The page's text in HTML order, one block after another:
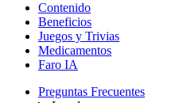
Contenido
Beneficios
Juegos y Trivias
Medicamentos
Faro IA
Preguntas Frecuentes